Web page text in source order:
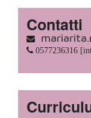
Contatti
0577236316